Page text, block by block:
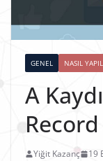
GENEL NASIL
A
Yiğit Kazanç 19